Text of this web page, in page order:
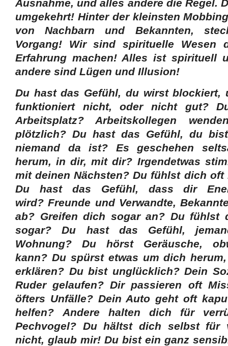
Ausnahme, und alles andere die Regel.
umgekehrt! Hinter der kleinsten
von Nachbarn und Bekannten,
Vorgang! Wir sind spirituelle Wesen
Erfahrung machen! Alles ist spirituell
andere sind Lügen und Illusion!
Du hast das Gefühl, du wirst blockiert,
funktioniert nicht, oder nicht gut?
Arbeitsplatz? Arbeitskollegen
plötzlich? Du hast das Gefühl, du
niemand da ist? Es geschehen
herum, in dir, mit dir? Irgendetwas
mit deinen Nächsten? Du fühlst dich
Du hast das Gefühl, dass dir
wird? Freunde und Verwandte,
ab? Greifen dich sogar an? Du fühlst
sogar? Du hast das Gefühl,
Wohnung? Du hörst Geräusche,
kann? Du spürst etwas um dich
erklären? Du bist unglücklich? Dein
Ruder gelaufen? Dir passieren oft
öfters Unfälle? Dein Auto geht oft
helfen? Andere halten dich für
Pechvogel? Du hältst dich selbst für
nicht, glaub mir! Du bist ein ganz